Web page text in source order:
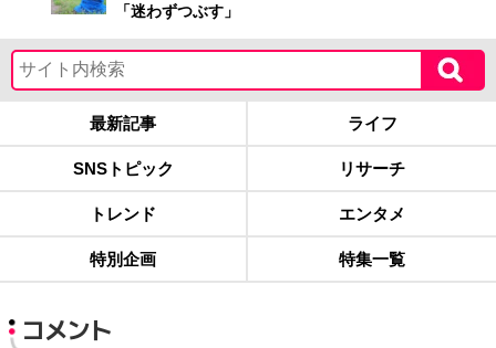
「迷わずつぶす」
最新記事 ライフ
SNSトピック リサーチ
トレンド エンタメ
特別企画 特集一覧
コメント